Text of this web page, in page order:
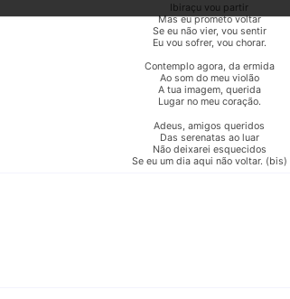
Ibiraçu vou partir
Mas eu prometo voltar
Se eu não vier, vou sentir
Eu vou sofrer, vou chorar.
Contemplo agora, da ermida
Ao som do meu violão
A tua imagem, querida
Lugar no meu coração.
Adeus, amigos queridos
Das serenatas ao luar
Não deixarei esquecidos
Se eu um dia aqui não voltar. (bis)